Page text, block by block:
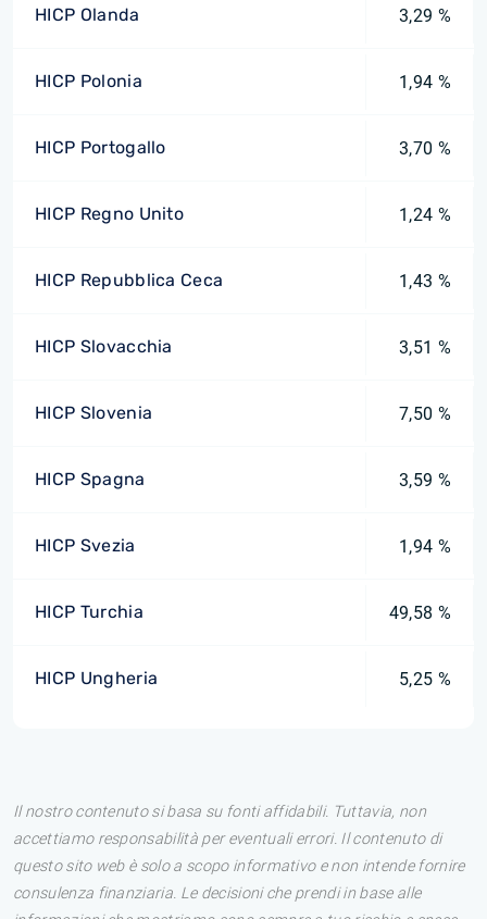
HICP Olanda 3,29 %
HICP Polonia 1,94 %
HICP Portogallo 3,70 %
HICP Regno Unito 1,24 %
HICP Repubblica Ceca 1,43 %
HICP Slovacchia 3,51 %
HICP Slovenia 7,50 %
HICP Spagna 3,59 %
HICP Svezia 1,94 %
HICP Turchia 49,58 %
HICP Ungheria 5,25 %
Il nostro contenuto si basa su fonti affidabili. Tuttavia, non
accettiamo responsabilità per eventuali errori. Il contenuto di
questo sito web è solo a scopo informativo e non intende fornire
consulenza finanziaria. Le decisioni che prendi in base alle